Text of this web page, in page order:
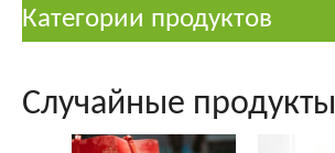
Категории продуктов
Случайные продукты